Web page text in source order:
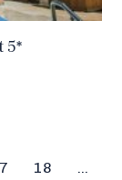
5*
18
…